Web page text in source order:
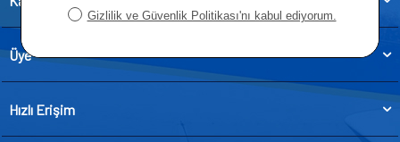
Üye
Hızlı Erişim